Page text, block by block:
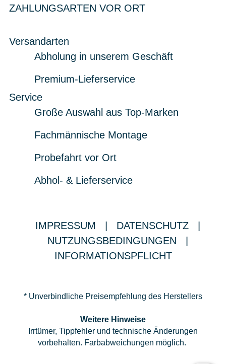
ZAHLUNGSARTEN VOR ORT
Versandarten
Abholung in unserem Geschäft
Premium-Lieferservice
Service
Große Auswahl aus Top-Marken
Fachmännische Montage
Probefahrt vor Ort
Abhol- & Lieferservice
IMPRESSUM DATENSCHUTZ
NUTZUNGSBEDINGUNGEN
INFORMATIONSPFLICHT
* Unverbindliche Preisempfehlung des Herstellers
Weitere Hinweise
Irrtümer, Tippfehler und technische Änderungen
vorbehalten. Farbabweichungen möglich.